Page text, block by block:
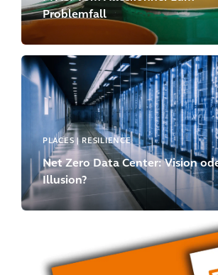
Problemfall
PLACES | RESILIENCE
Net Zero Data Center: Vision
Illusion?